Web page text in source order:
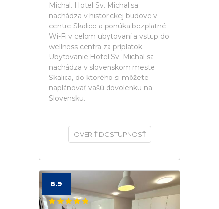
Michal. Hotel Sv. Michal sa
nachádza v historickej budove v
centre Skalice a ponúka bezplatné
Wi-Fi v celom ubytovaní a vstup do
wellness centra za príplatok.
Ubytovanie Hotel Sv. Michal sa
nachádza v slovenskom meste
Skalica, do ktorého si môžete
naplánovať vašú dovolenku na
Slovensku.
OVERIŤ DOSTUPNOSŤ
8.9